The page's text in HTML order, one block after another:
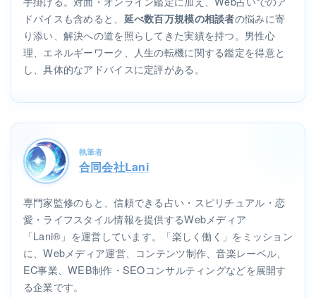
ドバイスも含めると、 延べ数百万規模の相談者の悩みに寄
り添い、解決への道を照らしてきた実績を持つ。男性心
理、エネルギーワーク、人生の転機に関する鑑定を得意と
し、具体的なアドバイスに定評がある。
執筆者
合同会社Lani
専門家監修のもと、信頼できる占い・スピリチュアル・恋
愛・ライフスタイル情報を提供するWebメディア
「Lani®」を運営しています。「楽しく働く」をミッション
に、Webメディア運営、コンテンツ制作、音楽レーベル、
EC事業、WEB制作・SEOコンサルティングなどを展開す
る企業です。